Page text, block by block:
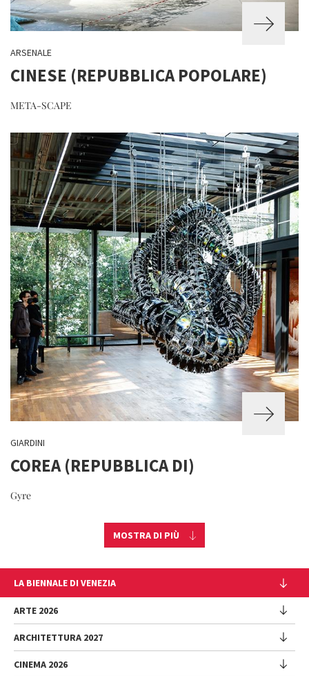
ARSENALE
CINESE (REPUBBLICA POPOLARE)
META-SCAPE
GIARDINI
COREA (REPUBBLICA DI)
Gyre
MOSTRA DI PIÙ
LA BIENNALE DI VENEZIA
L'Istituzione
Cariche istituzionali
Storia
Luoghi
ARTE 2026
Esposizione
ARCHITETTURA 2027
Mostra
CINEMA 2026